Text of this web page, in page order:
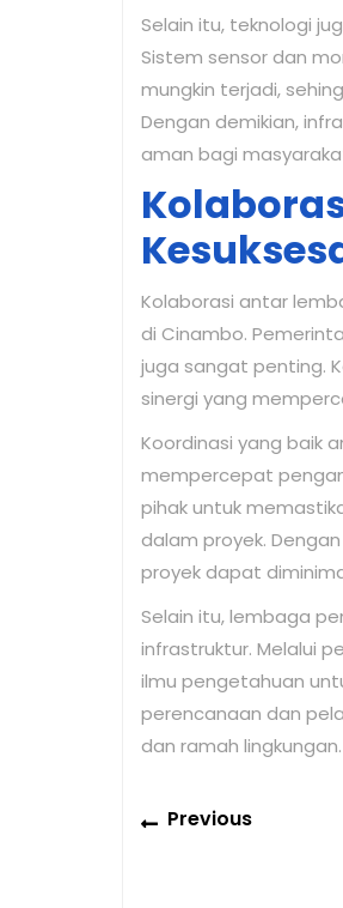
Selain itu, teknologi
Sistem sensor dan
mungkin terjadi,
Dengan demikian,
aman bagi
Kolaborasi antar
di Cinambo.
juga sangat penting.
sinergi yang
Koordinasi yang baik
mempercepat
pihak untuk
dalam proyek.
proyek dapat
Selain itu, lembaga
infrastruktur. Melalui
ilmu pengetahuan
perencanaan dan
dan ramah lingkungan.
Post
PreviousPrevious